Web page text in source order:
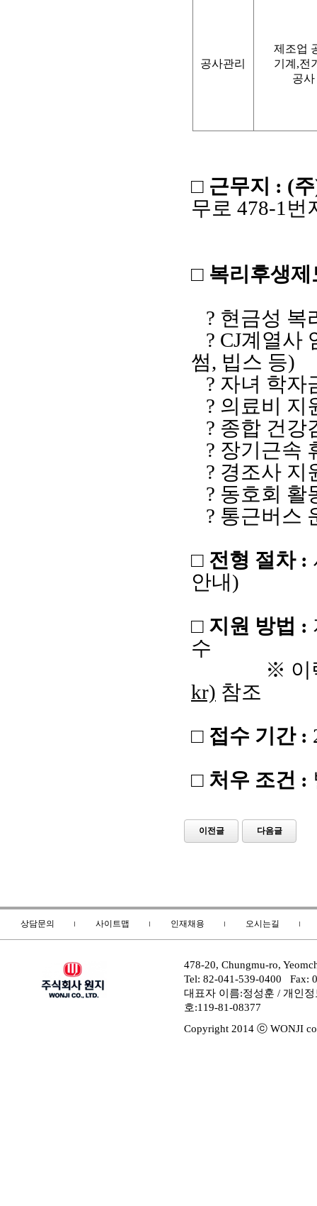
공사관리
제조업
기계 ,전
공
□ 근무지 : (주
무로 478-1 번
□ 복리후생제
? 현금성 복
? CJ계열사
썸, 빕스 등)
? 자녀 학자
? 의료비 지
? 종합 건강
? 장기근속
? 경조사 지
? 동호회 활
? 통근버스
□ 전형 절차:
안내)
□ 지원 방법 :
수
※ 이
kr) 참조
□ 접수 기간:
□ 처우 조건 :
이전글 다음글
상담문의 사이트맵 인재채용 오시는길
478-20, Chungmu-ro,
Tel: 82-041-539-0400 Fax:
대표자 이름:정성훈 / 개인
호:119-81-08377
Copyright 2014 ⓒ WONJI